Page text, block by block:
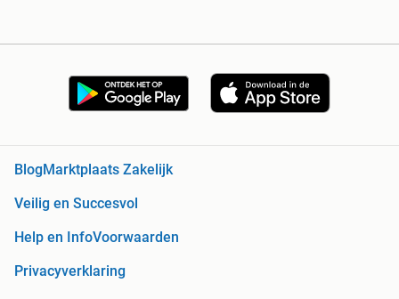
BlogMarktplaats Zakelijk
Veilig en Succesvol
Help en InfoVoorwaarden
Privacyverklaring